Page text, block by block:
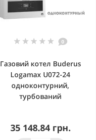
0
Газовий котел Buderus
Logamax U072-24
одноконтурний,
турбований
35 148.84 грн.